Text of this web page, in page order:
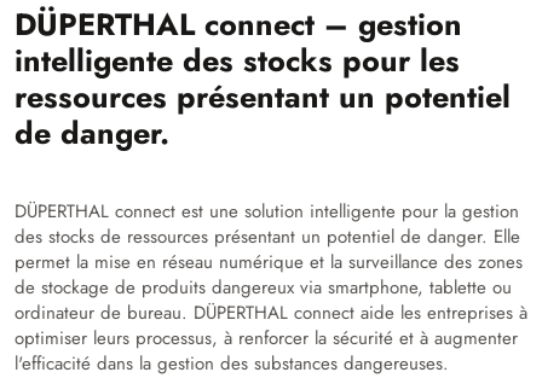
DÜPERTHAL connect – gestion
intelligente des stocks pour les
ressources présentant un potentiel
de danger.
DÜPERTHAL connect est une solution intelligente pour la gestion
des stocks de ressources présentant un potentiel de danger. Elle
permet la mise en réseau numérique et la surveillance des zones
de stockage de produits dangereux via smartphone, tablette ou
ordinateur de bureau. DÜPERTHAL connect aide les entreprises à
optimiser leurs processus, à renforcer la sécurité et à augmenter
l'efficacité dans la gestion des substances dangereuses.